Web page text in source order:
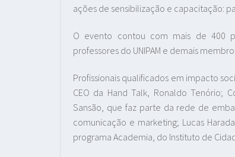
ações de sensibilização e capacitação:
O evento contou com mais de 400
professores do UNIPAM e demais
Profissionais qualificados em impacto
CEO da Hand Talk, Ronaldo Tenório;
Sansão, que faz parte da rede de
comunicação e marketing; Lucas
programa Academia, do Instituto de